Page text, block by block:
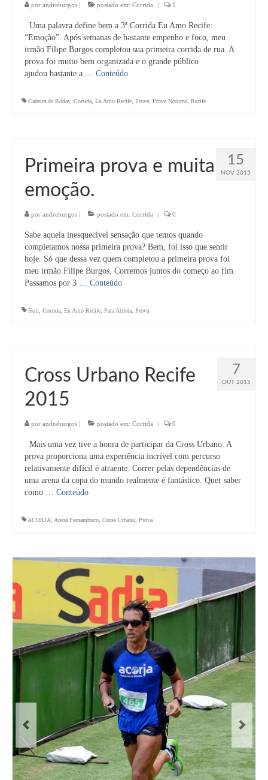
por andreburgos | postado em: Corrida | 1
Uma palavra define bem a 3ª Corrida Eu Amo Recife:
“Emoção”. Após semanas de bastante empenho e foco, meu
irmão Filipe Burgos completou sua primeira corrida de rua. A
prova foi muito bem organizada e o grande público
ajudou bastante a … Conteúdo
Cadeira de Rodas Corrida Eu Amo Recife Prova Prova Noturna Recife
15
NOV 2015
Primeira prova e muita
emoção.
por andreburgos | postado em: Corrida | 0
Sabe aquela inesquecível sensação que temos quando
completamos nossa primeira prova? Bem, foi isso que sentir
hoje. Só que dessa vez quem completou a primeira prova foi
meu irmão Filipe Burgos. Corremos juntos do começo ao fim.
Passamos por 3 … Conteúdo
5km Corrida Eu Amo Recife Para Atrleta Prova
7
OUT 2015
Cross Urbano Recife
2015
por andreburgos | postado em: Corrida | 0
Mais uma vez tive a honra de participar da Cross Urbano. A
prova proporciona uma experiência incrível com percurso
relativamente difícil é atraente. Correr pelas dependências de
uma arena da copa do mundo realmente é fantástico. Quer saber
como … Conteúdo
ACORJA Arena Pernambuco Cross Urbano Prova